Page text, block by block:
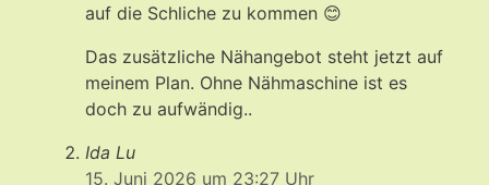
auf die Schliche zu kommen 😊
Das zusätzliche Nähangebot steht jetzt auf
meinem Plan. Ohne Nähmaschine ist es
doch zu aufwändig..
Ida Lu
15. Juni 2026 um 23:27 Uhr